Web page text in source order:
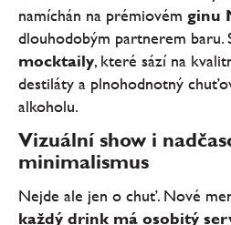
namíchán na prémiovém ginu
dlouhodobým partnerem baru.
mocktaily, které sází na
destiláty a plnohodnotný
alkoholu.
Vizuální show i
minimalismus
Nejde ale jen o chuť. Nové
každý drink má osobitý